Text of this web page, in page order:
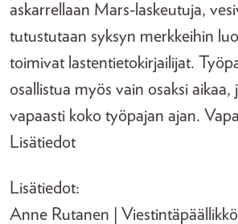
askarrellaan Mars-laskeutuja,
tutustutaan syksyn merkkeihin
toimivat lastentietokirjailijat.
osallistua myös vain osaksi
vapaasti koko työpajan ajan.
Lisätiedot
Lisätiedot:
Anne Rutanen |